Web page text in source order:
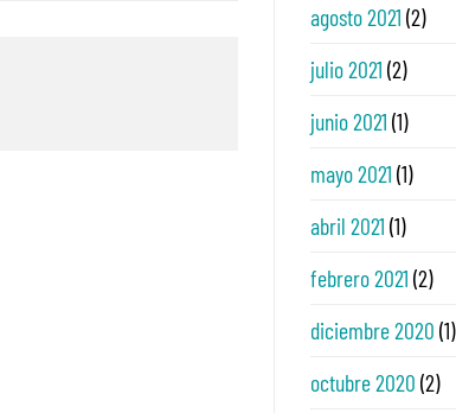
agosto 2021 (2)
julio 2021 (2)
junio 2021 (1)
mayo 2021 (1)
abril 2021 (1)
febrero 2021 (2)
diciembre 2020 (1)
octubre 2020 (2)